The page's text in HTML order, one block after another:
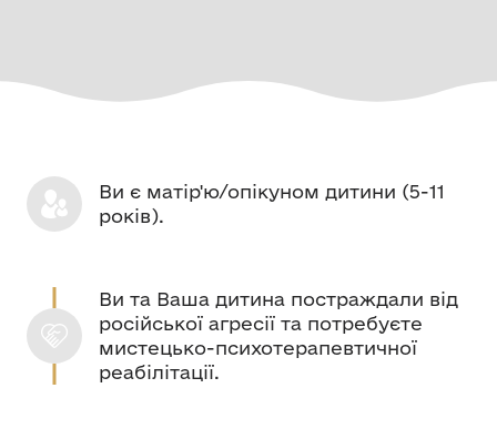
Ви є матір'ю/опікуном дитини (5-11
років).
Ви та Ваша дитина постраждали від
російської агресії та потребуєте
мистецько-психотерапевтичної
реабілітації.